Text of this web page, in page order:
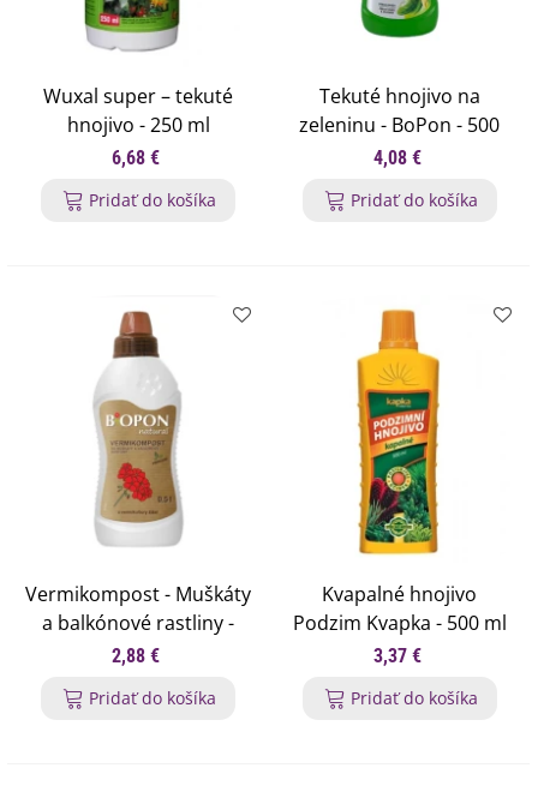
Wuxal super – tekuté
hnojivo - 250 ml
6,68 €
Pridať do košíka
Tekuté hnojivo na
zeleninu - BoPon - 500
ml
4,08 €
Pridať do košíka
Vermikompost - Muškáty
a balkónové rastliny -
BoPon - hnojivo - 500 ml
2,88 €
Pridať do košíka
Kvapalné hnojivo
Podzim Kvapka - 500 ml
3,37 €
Pridať do košíka